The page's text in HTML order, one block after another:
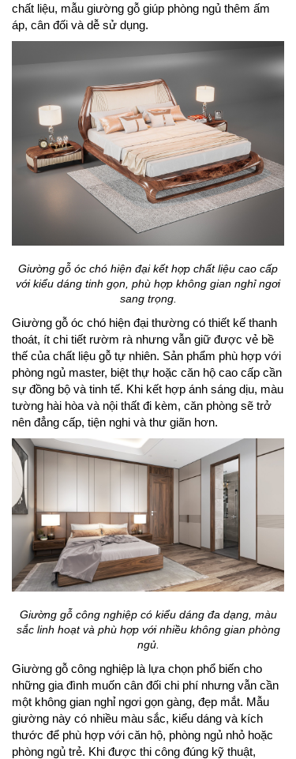
chất liệu, mẫu giường gỗ giúp phòng ngủ thêm ấm
áp, cân đối và dễ sử dụng.
Giường gỗ óc chó hiện đại kết hợp chất liệu cao cấp
với kiểu dáng tinh gọn, phù hợp không gian nghỉ ngơi
sang trọng.
Giường gỗ óc chó hiện đại thường có thiết kế thanh
thoát, ít chi tiết rườm rà nhưng vẫn giữ được vẻ bề
thế của chất liệu gỗ tự nhiên. Sản phẩm phù hợp với
phòng ngủ master, biệt thự hoặc căn hộ cao cấp cần
sự đồng bộ và tinh tế. Khi kết hợp ánh sáng dịu, màu
tường hài hòa và nội thất đi kèm, căn phòng sẽ trở
nên đẳng cấp, tiện nghi và thư giãn hơn.
Giường gỗ công nghiệp có kiểu dáng đa dạng, màu
sắc linh hoạt và phù hợp với nhiều không gian phòng
ngủ.
Giường gỗ công nghiệp là lựa chọn phổ biến cho
những gia đình muốn cân đối chi phí nhưng vẫn cần
một không gian nghỉ ngơi gọn gàng, đẹp mắt. Mẫu
giường này có nhiều màu sắc, kiểu dáng và kích
thước để phù hợp với căn hộ, phòng ngủ nhỏ hoặc
phòng ngủ trẻ. Khi được thi công đúng kỹ thuật,